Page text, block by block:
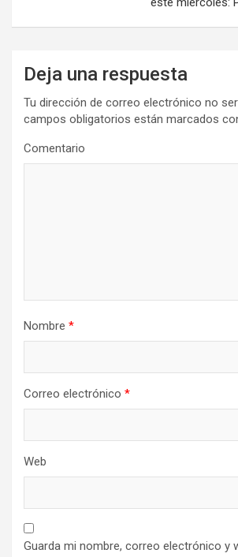
Deja una respuesta
Tu dirección de correo electrónico no
campos obligatorios están marcados
Comentario
Nombre *
Correo electrónico *
Web
Guarda mi nombre, correo electrónico y